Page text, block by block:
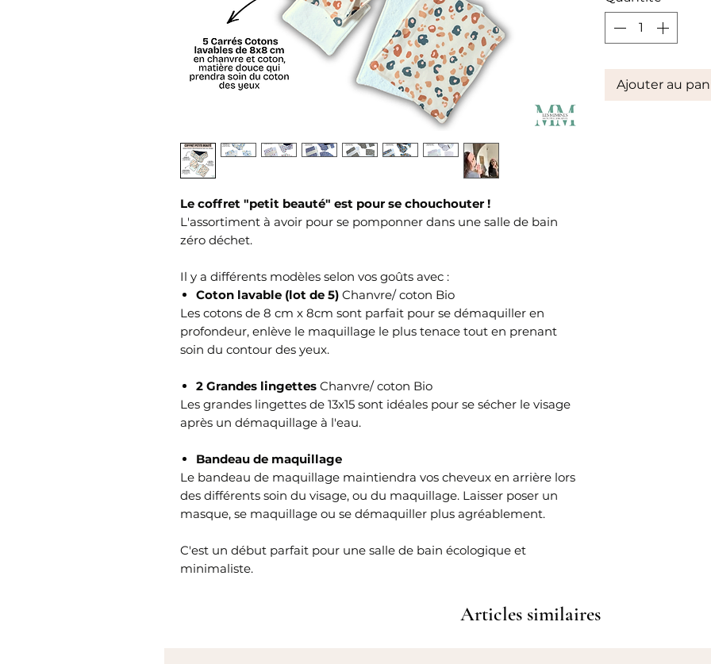
Le coffret "petit beauté" est pour se chouchouter !
L'assortiment à avoir pour se pomponner dans une salle de bain
zéro déchet.
Il y a différents modèles selon vos goûts avec :
Coton lavable (lot de 5) Chanvre/ coton Bio
Les cotons de 8 cm x 8cm sont parfait pour se démaquiller en
profondeur, enlève le maquillage le plus tenace tout en prenant
soin du contour des yeux.
2 Grandes lingettes Chanvre/ coton Bio
Les grandes lingettes de 13x15 sont idéales pour se sécher le visage
après un démaquillage à l'eau.
Bandeau de maquillage
Le bandeau de maquillage maintiendra vos cheveux en arrière lors
des différents soin du visage, ou du maquillage. Laisser poser un
masque, se maquillage ou se démaquiller plus agréablement.
C'est un début parfait pour une salle de bain écologique et
minimaliste.
Ajouter au
Articles similaires